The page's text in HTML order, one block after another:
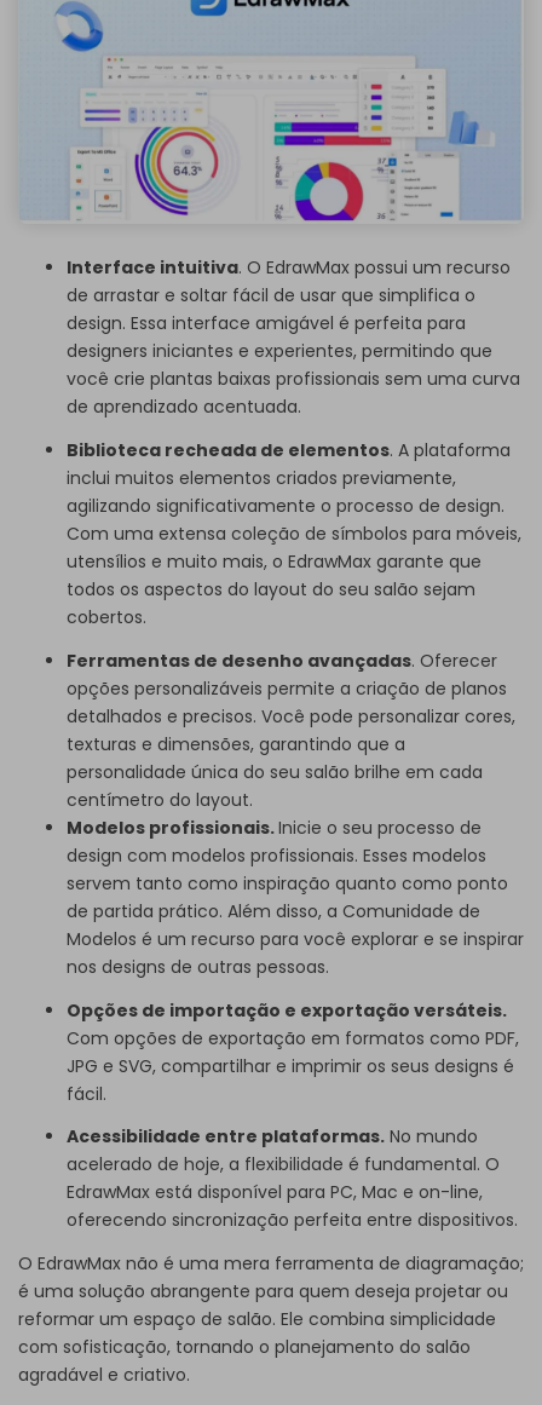
EdrawMaxde graça
abaixo.
Você também pode experimentar o
graça
abaixo.
Interface intuitiva. O EdrawMax possui um recurso
de arrastar e soltar fácil de usar que simplifica o
design. Essa interface amigável é perfeita para
designers iniciantes e experientes, permitindo que
você crie plantas baixas profissionais sem uma curva
de aprendizado acentuada.
Biblioteca recheada de elementos. A plataforma
inclui muitos elementos criados previamente,
agilizando significativamente o processo de design.
Com uma extensa coleção de símbolos para móveis,
utensílios e muito mais, o EdrawMax garante que
todos os aspectos do layout do seu salão sejam
cobertos.
Ferramentas de desenho avançadas. Oferecer
opções personalizáveis ​​permite a criação de planos
detalhados e precisos. Você pode personalizar cores,
texturas e dimensões, garantindo que a
personalidade única do seu salão brilhe em cada
centímetro do layout.
Modelos profissionais.Inicie o seu processo de
design com modelos profissionais. Esses modelos
servem tanto como inspiração quanto como ponto
de partida prático. Além disso, a Comunidade de
Modelos é um recurso para você explorar e se inspirar
nos designs de outras pessoas.
Opções de importação e exportação versáteis.
Com opções de exportação em formatos como PDF,
JPG e SVG, compartilhar e imprimir os seus designs é
fácil.
Acessibilidade entre plataformas. No mundo
acelerado de hoje, a flexibilidade é fundamental. O
EdrawMax está disponível para PC, Mac e on-line,
oferecendo sincronização perfeita entre dispositivos.
O EdrawMax não é uma mera ferramenta de diagramação;
é uma solução abrangente para quem deseja projetar ou
reformar um espaço de salão. Ele combina simplicidade
com sofisticação, tornando o planejamento do salão
agradável e criativo.